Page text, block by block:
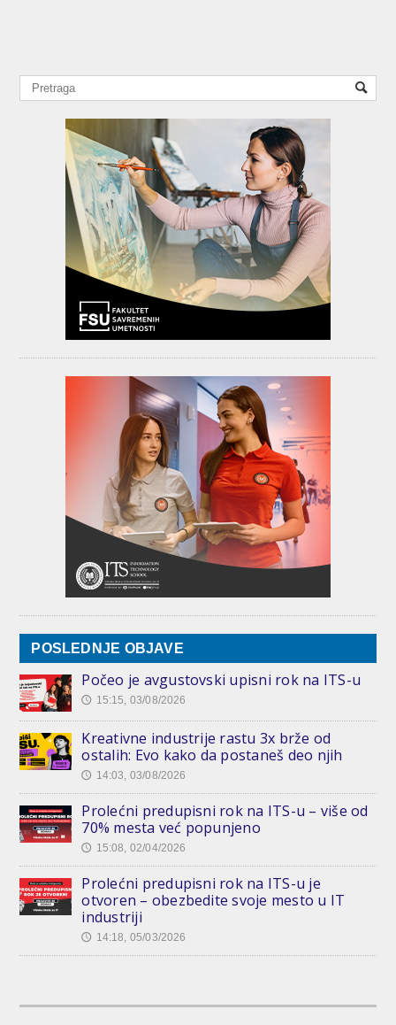
POSLEDNJE OBJAVE
Počeo je avgustovski upisni rok na ITS-u
🕔 15:15, 03/08/2026
Kreativne industrije rastu 3x brže od
ostalih: Evo kako da postaneš deo njih
🕔 14:03, 03/08/2026
Prolećni predupisni rok na ITS-u – više od
70% mesta već popunjeno
🕔 15:08, 02/04/2026
Prolećni predupisni rok na ITS-u je
otvoren – obezbedite svoje mesto u IT
industriji
🕔 14:18, 05/03/2026